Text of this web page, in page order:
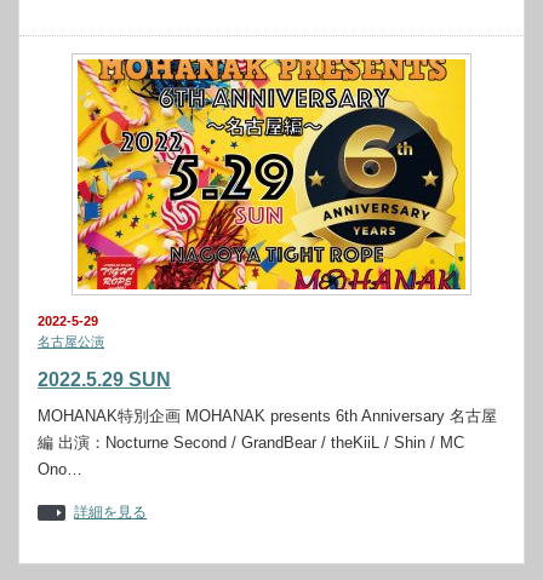
2022-5-29
名古屋公演
2022.5.29 SUN
MOHANAK特別企画 MOHANAK presents 6th Anniversary 名古屋
編 出演：Nocturne Second / GrandBear / theKiiL / Shin / MC
Ono…
詳細を見る